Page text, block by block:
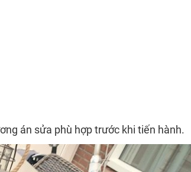
án sửa phù hợp trước khi tiến hành.